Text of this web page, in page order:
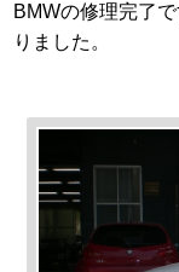
BMWの修理完了
りました。